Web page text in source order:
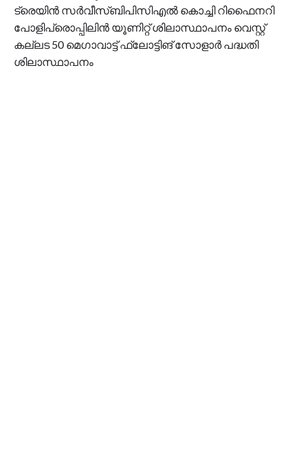
ട്രെയിൻ സര്‍വീസ്ബിപിസിഎൽ കൊച്ചി റിഫൈനറി
പോളിപ്രൊപ്പിലിൻ യൂണിറ്റ് ശിലാസ്ഥാപനം വെസ്റ്റ്
കല്ലട 50 മെഗാവാട്ട് ഫ്ലോട്ടിങ് സോളാര്‍ പദ്ധതി
ശിലാസ്ഥാപനം